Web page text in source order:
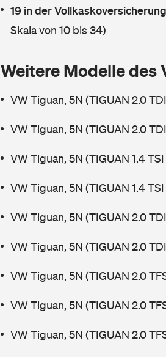
19 in der Vollkaskoversicherung
Skala von 10 bis 34)
Weitere Modelle des
VW Tiguan, 5N (TIGUAN 2.0
VW Tiguan, 5N (TIGUAN 2.0
VW Tiguan, 5N (TIGUAN 1.4
VW Tiguan, 5N (TIGUAN 1.4
VW Tiguan, 5N (TIGUAN 2.0
VW Tiguan, 5N (TIGUAN 2.0
VW Tiguan, 5N (TIGUAN 2.0
VW Tiguan, 5N (TIGUAN 2.0
VW Tiguan, 5N (TIGUAN 2.0